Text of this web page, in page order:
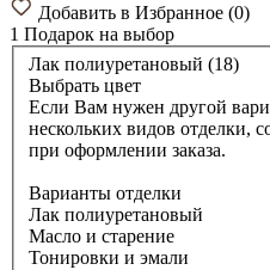
Добавить в Избранное (0)
1 Подарок на выбор
Лак полиуретановый (18)
Выбрать цвет
Если Вам нужен другой
нескольких видов отделки,
при оформлении заказа.
Варианты отделки
Лак полиуретановый
Масло и старение
Тонировки и эмали